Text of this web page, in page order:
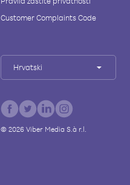
Customer Complaints Code
Hrvatski
© 2026Viber Media S.à r.l.